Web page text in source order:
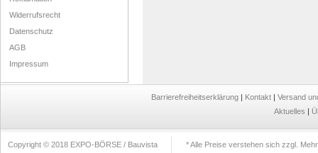
Widerrufsrecht
Datenschutz
AGB
Impressum
Barrierefreiheitserklärung | Kontakt | Versand
Aktuelles |
Copyright © 2018 EXPO-BÖRSE / Bauvista * Alle Preise verstehen sich zzgl.